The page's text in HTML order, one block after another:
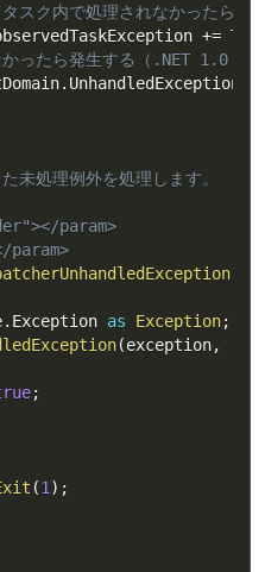
スク内で処理されなかったら
+=
ったら発生する（.NET 1.0 よ
. UnhandledException
処理例外を処理します。
param>
param>
(
. Exception as Exception;
(exception,
;
(1) ;